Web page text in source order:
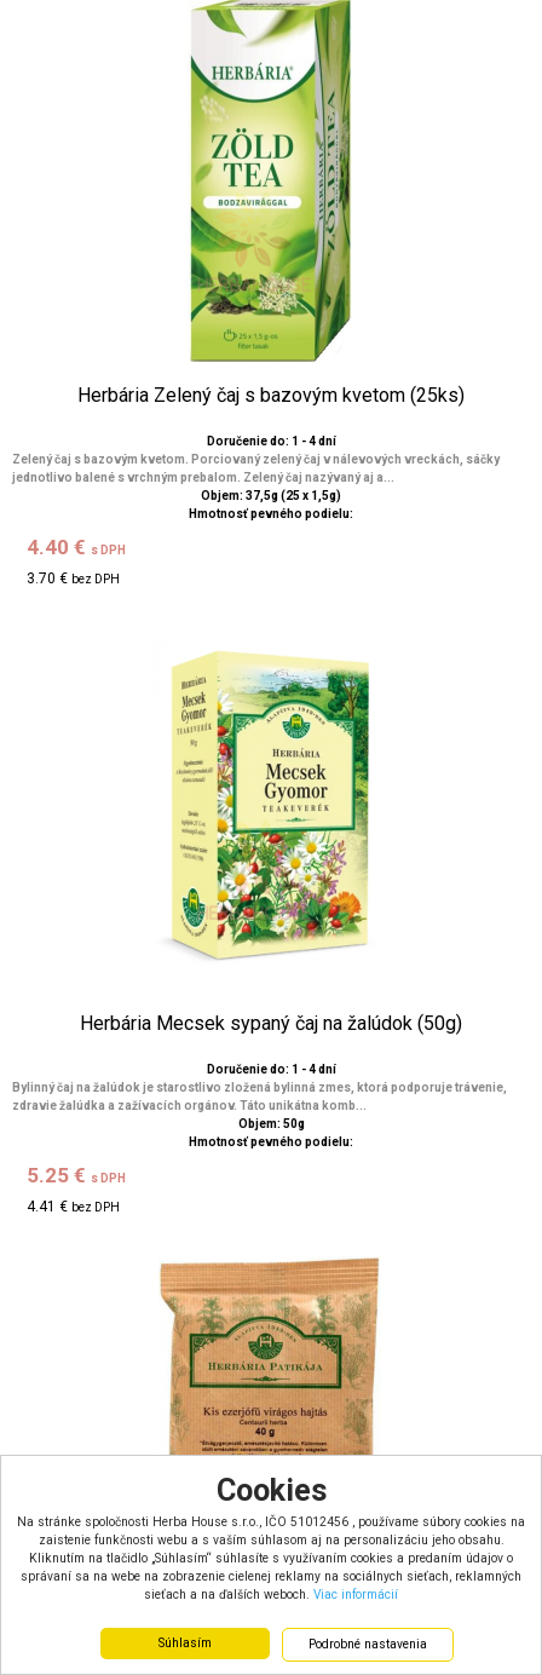
Cookies
Na stránke spoločnosti Herba House s.r.o., IČO 51012456 , používame súbory cookies na
zaistenie funkčnosti webu a s vaším súhlasom aj na personalizáciu jeho obsahu.
Kliknutím na tlačidlo „Súhlasím“ súhlasíte s využívaním cookies a predaním údajov o
správaní sa na webe na zobrazenie cielenej reklamy na sociálnych sieťach, reklamných
sieťach a na ďalších weboch. Viac informácií
Súhlasím Podrobné nastavenia
Herbária Zelený čaj s bazovým kvetom (25ks)
Doručenie do: 1 - 4 dní
Zelený čaj s bazovým kvetom. Porciovaný zelený čaj v nálevových vreckách, sáčky
jednotlivo balené s vrchným prebalom. Zelený čaj nazývaný aj a...
Objem: 37,5g (25 x 1,5g)
Hmotnosť pevného podielu:
4.40 € s DPH
3.70 € bez DPH
Herbária Mecsek sypaný čaj na žalúdok (50g)
Doručenie do: 1 - 4 dní
Bylinný čaj na žalúdok je starostlivo zložená bylinná zmes, ktorá podporuje trávenie,
zdravie žalúdka a zažívacích orgánov. Táto unikátna komb...
Objem: 50g
Hmotnosť pevného podielu:
5.25 € s DPH
4.41 € bez DPH
Herbária čaj Zemežlč kvet (40g)